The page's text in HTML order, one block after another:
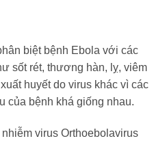
biệt bệnh Ebola với các
sốt rét, thương hàn, lỵ, viêm
huyết do virus khác vì các
của bệnh khá giống nhau.
virus Orthoebolavirus